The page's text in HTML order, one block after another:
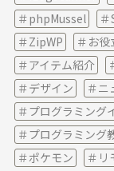
phpMussel
ZipWP
お役
アイテム紹介
デザイン
ニ
プログラミング
プログラミング
ポケモン
リ